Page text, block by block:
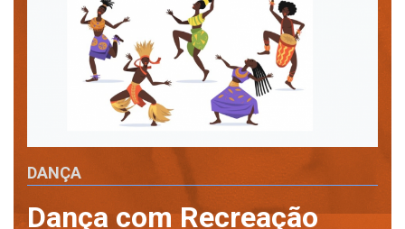
DANÇA
Dança com Recreação